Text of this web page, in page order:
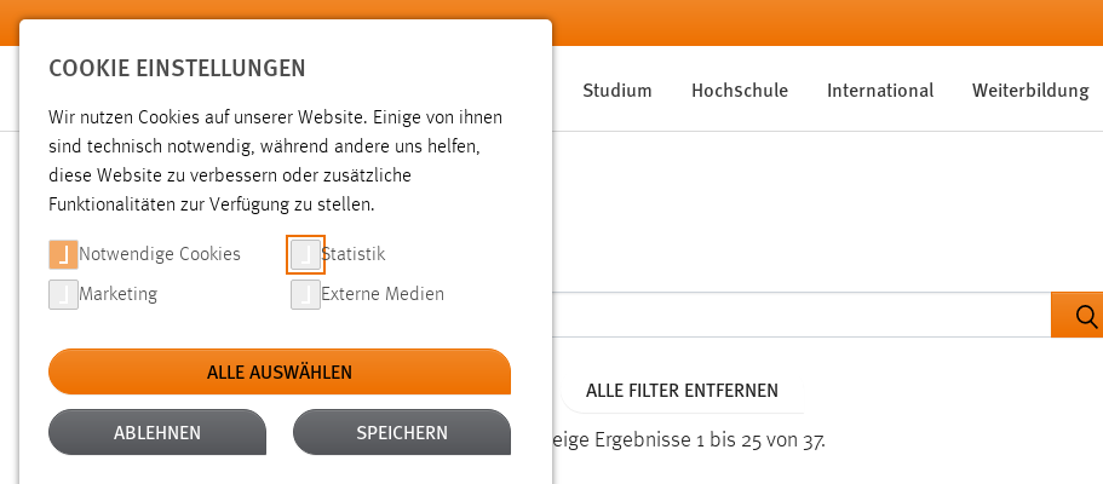
Zum Hauptinhalt springen
Studium Hochschule International Weiterbildung
SUCHE
Aktive Filter: TYP: SEITEN ALTER: 1 BIS 6 MONATE ALLE FILTER ENTFERNEN
Gesucht nach "weide". Es wurden 37 Ergebnisse gefunden. Zeige Ergebnisse 1 bis 25 von 37.
COOKIE EINSTELLUNGEN
Wir nutzen Cookies auf unserer Website. Einige von ihnen
sind technisch notwendig, während andere uns helfen,
diese Website zu verbessern oder zusätzliche
Funktionalitäten zur Verfügung zu stellen.
Notwendige Cookies Statistik
Marketing Externe Medien
ALLE AUSWÄHLEN
ABLEHNEN SPEICHERN